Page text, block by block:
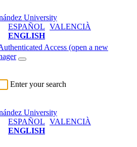
ESPAÑOL VALENCIÀ
ENGLISH
Access (open a new
Enter your search
ESPAÑOL VALENCIÀ
ENGLISH